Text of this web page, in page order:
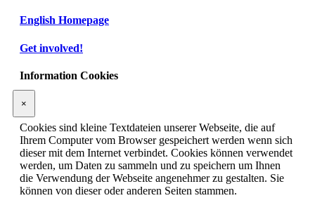
English Homepage
Get involved!
Information Cookies
×
Cookies sind kleine Textdateien unserer Webseite, die auf
Ihrem Computer vom Browser gespeichert werden wenn sich
dieser mit dem Internet verbindet. Cookies können verwendet
werden, um Daten zu sammeln und zu speichern um Ihnen
die Verwendung der Webseite angenehmer zu gestalten. Sie
können von dieser oder anderen Seiten stammen.